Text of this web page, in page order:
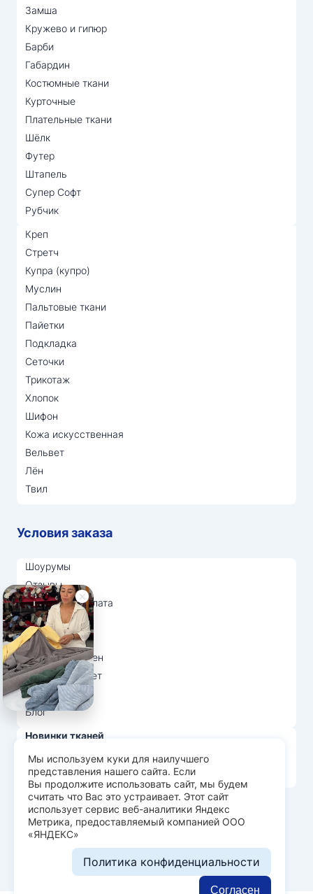
Замша
Кружево и гипюр
Барби
Габардин
Костюмные ткани
Курточные
Плательные ткани
Шёлк
Футер
Штапель
Супер Софт
Рубчик
Креп
Стретч
Купра (купро)
Муслин
Пальтовые ткани
Пайетки
Подкладка
Сеточки
Трикотаж
Хлопок
Шифон
Кожа искусственная
Вельвет
Лён
Твил
Условия заказа
Шоурумы
Отзывы
Доставка и оплата
О нас
Вопрос-ответ
Возврат и обмен
Личный кабинет
Ткани оптом
Блог
Новинки тканей
Распродажа тканей
Лидеры продаж
© Арт Текс — продажа тканей оптом, 2026
Пользовательское соглашение
Политика конфиденциальности
Разработка сайта —
Мы используем куки для наилучшего
представления нашего сайта. Если
Вы продолжите использовать сайт, мы будем
считать что Вас это устраивает. Этот сайт
использует сервис веб-аналитики Яндекс
Метрика, предоставляемый компанией ООО
«ЯНДЕКС»
Политика конфиденциальности
Согласен